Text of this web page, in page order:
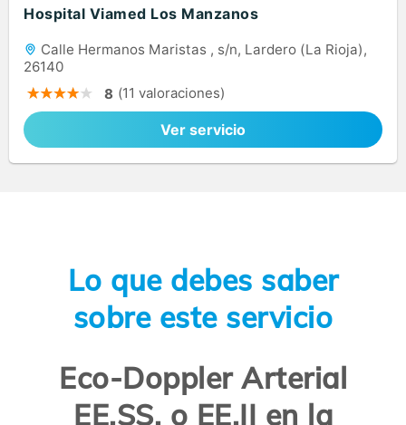
Hospital Viamed Los Manzanos
Calle Hermanos Maristas , s/n, Lardero (La Rioja),
26140
8 (11 valoraciones)
Ver servicio
Lo que debes saber
sobre este servicio
Eco-Doppler Arterial
EE.SS. o EE.II en la